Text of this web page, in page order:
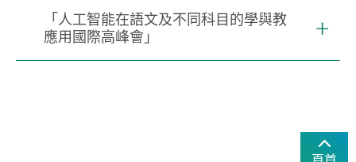
「人工智能在語文及不同科目的學與教
應用國際高峰會」